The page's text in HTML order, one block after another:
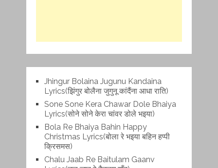
Jhingur Bolaina Jugunu Kandaina
Lyrics(झिंगुर बोलैना जुगुनू कांदैंना आधा राति)
Sone Sone Kera Chawar Dole Bhaiya
Lyrics(सोने सोने केरा चांवर डोले भइया)
Bola Re Bh‌aiya Bahin Happy
Christmas Lyrics(बोला रे भ‌इया बहिन हप्पी
क्रिसमस)
Chalu Jaab Re Baitulam Gaanv